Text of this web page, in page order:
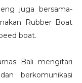
juga bersama-
Rubber Boat
boat.
Bali mengitari
berkomunikasi